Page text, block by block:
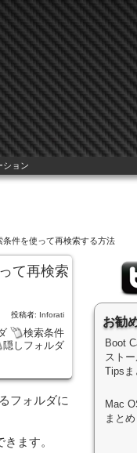
件を使って再検索する方法
て再検索
投稿者: Inforati
検索条件
隠しフォルダ
フォルダに
ます。
お勧
Boot
スト
Tipsま
Mac
まとめ
ション